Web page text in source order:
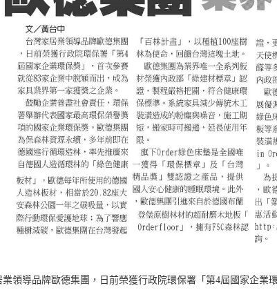
業領導品牌歐德集團，日前榮獲行政院環保署「第4屆國家企業